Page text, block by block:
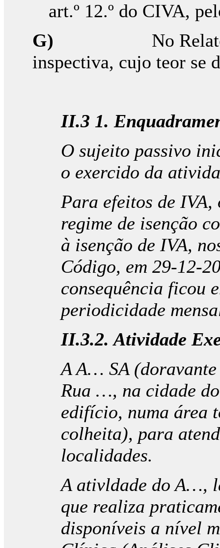
art.º 12.º do CIVA,
G) No
inspectiva, cujo teor se
II.3 1.
O sujeito passivo
o exercido da
Para efeitos de
regime de isenção
à isenção de IVA,
Código, em 29-12-
consequência ficou
periodicidade
II.3.2. Atividade
A A… SA
Rua …, na cidade
edifício, numa área
colheita), para
localidades.
A ativldade do A…,
que realiza
disponíveis a nível